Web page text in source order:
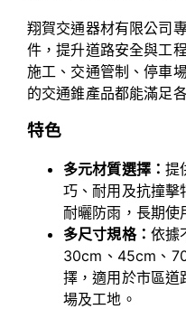
翔賀交通器材有限公司
件，提升道路安全與工
施工、交通管制、停車
的交通錐產品都能滿足
特色
多元材質選擇：提
巧、耐用及抗撞擊
耐曬防雨，長期使
多尺寸規格： 依據
30cm、45cm、
擇，適用於市區道
場及工地。